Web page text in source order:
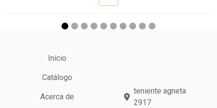
Inicio
Catálogo
Acerca de
teniente agneta
2917